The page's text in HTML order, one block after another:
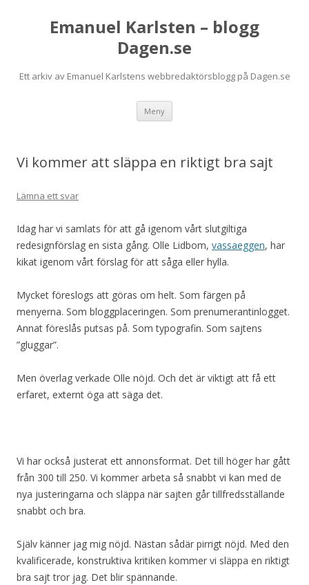
Emanuel Karlsten – blogg
Dagen.se
Ett arkiv av Emanuel Karlstens webbredaktörsblogg på Dagen.se
Meny
Vi kommer att släppa en riktigt bra sajt
Lämna ett svar
Idag har vi samlats för att gå igenom vårt slutgiltiga
redesignförslag en sista gång. Olle Lidbom, vassaeggen, har
kikat igenom vårt förslag för att såga eller hylla.
Mycket föreslogs att göras om helt. Som färgen på
menyerna. Som bloggplaceringen. Som prenumerantinlogget.
Annat föreslås putsas på. Som typografin. Som sajtens
”gluggar”.
Men överlag verkade Olle nöjd. Och det är viktigt att få ett
erfaret, externt öga att säga det.
Vi har också justerat ett annonsformat. Det till höger har gått
från 300 till 250. Vi kommer arbeta så snabbt vi kan med de
nya justeringarna och släppa när sajten går tillfredsställande
snabbt och bra.
Själv känner jag mig nöjd. Nästan sådär pirrigt nöjd. Med den
kvalificerade, konstruktiva kritiken kommer vi släppa en riktigt
bra sajt tror jag. Det blir spännande.